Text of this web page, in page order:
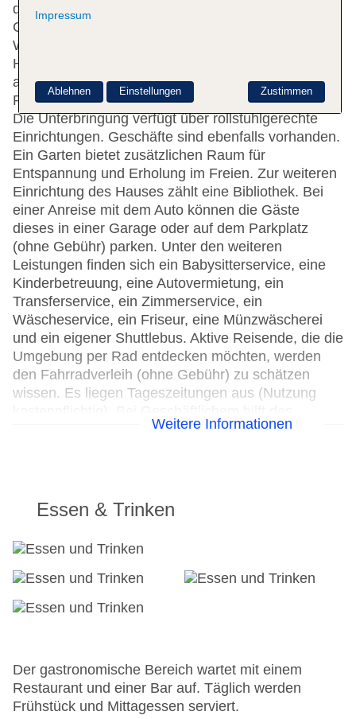
der Unterbringung umfasst eine
Gepäckaufbewahrung, einen Safe und eine
Wechselstube. Im Haus steht WLAN zur Verfügung.
Hilfestellung bei der Buchung von Ausflügen wird
am Tourdesk geboten. Das Hotel verfügt über eine
Reihe von behindertengerechten Annehmlichkeiten.
Die Unterbringung verfügt über rollstuhlgerechte
Einrichtungen. Geschäfte sind ebenfalls vorhanden.
Ein Garten bietet zusätzlichen Raum für
Entspannung und Erholung im Freien. Zur weiteren
Einrichtung des Hauses zählt eine Bibliothek. Bei
einer Anreise mit dem Auto können die Gäste
dieses in einer Garage oder auf dem Parkplatz
(ohne Gebühr) parken. Unter den weiteren
Leistungen finden sich ein Babysitterservice, eine
Kinderbetreuung, eine Autovermietung, ein
Transferservice, ein Zimmerservice, ein
Wäscheservice, ein Friseur, eine Münzwäscherei
und ein eigener Shuttlebus. Aktive Reisende, die die
Umgebung per Rad entdecken möchten, werden
den Fahrradverleih (ohne Gebühr) zu schätzen
wissen. Es liegen Tageszeitungen aus (Nutzung
Business-Center gerne weiter und bietet ein
Parkplatz
Check-in von: 15:00:00
Konferenzraum
Garage
Hoteleröffnung: 1888
Letzte umfassende Renovierung: 2013
Lift
Anzahl der Konferenzräume: 1
Weitere Informationen
Essen & Trinken
Der gastronomische Bereich wartet mit einem
Restaurant und einer Bar auf. Täglich werden
Frühstück und Mittagessen serviert.
Impressum
Zustimmen
Ablehnen Einstellungen